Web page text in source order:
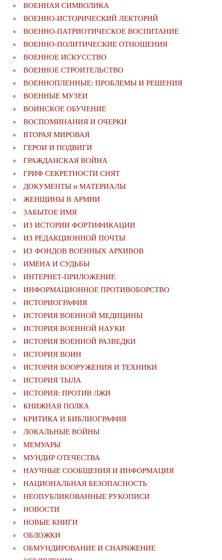
ВОЕННАЯ СИМВОЛИКА
ВОЕННО-ИСТОРИЧЕСКИЙ ЛЕКТОРИЙ
ВОЕННО-ПАТРИОТИЧЕСКОЕ ВОСПИТАНИЕ
ВОЕННО-ПОЛИТИЧЕСКИE ОТНОШЕНИЯ
ВОЕННОЕ ИСКУССТВО
ВОЕННОЕ СТРОИТЕЛЬСТВО
ВОЕННОПЛЕННЫЕ: ПРОБЛЕМЫ И РЕШЕНИЯ
ВОЕННЫЕ МУЗЕИ
ВОИНСКОЕ ОБУЧЕНИЕ
ВОСПОМИНАНИЯ И ОЧЕРКИ
ВТОРАЯ МИРОВАЯ
ГЕРОИ И ПОДВИГИ
ГРАЖДАНСКАЯ ВОЙНА
ГРИФ СЕКРЕТНОСТИ СНЯТ
ДОКУМЕНТЫ и МАТЕРИАЛЫ
ЖЕНЩИНЫ В АРМИИ
ЗАБЫТОЕ ИМЯ
ИЗ ИСТОРИИ ФОРТИФИКАЦИИ
ИЗ РЕДАКЦИОННОЙ ПОЧТЫ
ИЗ ФОНДОВ ВОЕННЫХ АРХИВОВ
ИМЕНА И СУДЬБЫ
ИНТЕРНЕТ-ПРИЛОЖЕНИЕ
ИНФОРМАЦИОННОЕ ПРОТИВОБОРСТВО
ИСТОРИОГРАФИЯ
ИСТОРИЯ ВОЕННОЙ МЕДИЦИНЫ
ИСТОРИЯ ВОЕННОЙ НАУКИ
ИСТОРИЯ ВОЕННОЙ РАЗВЕДКИ
ИСТОРИЯ ВОИН
ИСТОРИЯ ВООРУЖЕНИЯ И ТЕХНИКИ
ИСТОРИЯ ТЫЛА
ИСТОРИЯ: ПРОТИВ ЛЖИ
КНИЖНАЯ ПОЛКА
КРИТИКА И БИБЛИОГРАФИЯ
ЛОКАЛЬНЫЕ ВОЙНЫ
МЕМУАРЫ
МУНДИР ОТЕЧЕСТВА
НАУЧНЫЕ СООБЩЕНИЯ И ИНФОРМАЦИЯ
НАЦИОНАЛЬНАЯ БЕЗОПАСНОСТЬ
НЕОПУБЛИКОВАННЫЕ РУКОПИСИ
НОВОСТИ
НОВЫЕ КНИГИ
ОБЛОЖКИ
ОБМУНДИРОВАНИЕ И СНАРЯЖЕНИЕ